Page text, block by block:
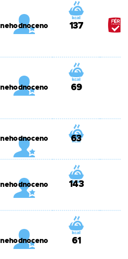
nehodnoceno 137
nehodnoceno 69
nehodnoceno 63
nehodnoceno 143
nehodnoceno 61